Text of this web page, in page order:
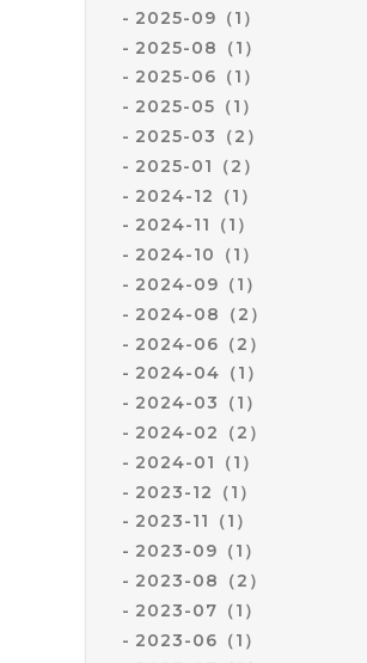
2025-09（1）
2025-08（1）
2025-06（1）
2025-05（1）
2025-03（2）
2025-01（2）
2024-12（1）
2024-11（1）
2024-10（1）
2024-09（1）
2024-08（2）
2024-06（2）
2024-04（1）
2024-03（1）
2024-02（2）
2024-01（1）
2023-12（1）
2023-11（1）
2023-09（1）
2023-08（2）
2023-07（1）
2023-06（1）